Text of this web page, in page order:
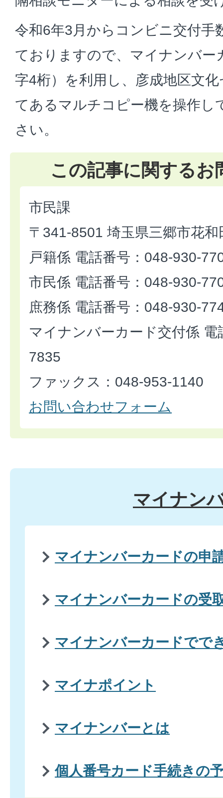
令和6年3月からコンビニ交付手
ておりますので、マイナンバー
字4桁）を利用し、彦成地区文
てあるマルチコピー機を操作し
さい。
この記事に関するお
市民課
〒341-8501 埼玉県三郷市花
戸籍係 電話番号：048-930-
市民係 電話番号：048-930-
庶務係 電話番号：048-930-
マイナンバーカード交付係 電
7835
ファックス：048-953-1140
お問い合わせフォーム
マイナン
マイナンバーカードの申
マイナンバーカードの受
マイナンバーカードでで
マイナポイント
マイナンバーとは
個人番号カード手続きの